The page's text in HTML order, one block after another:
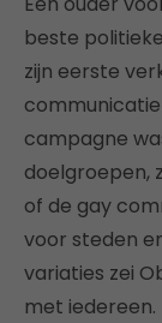
beste
zijn eerste
campagne
doelgroepen,
of de gay
voor steden
variaties zei
met iedereen.